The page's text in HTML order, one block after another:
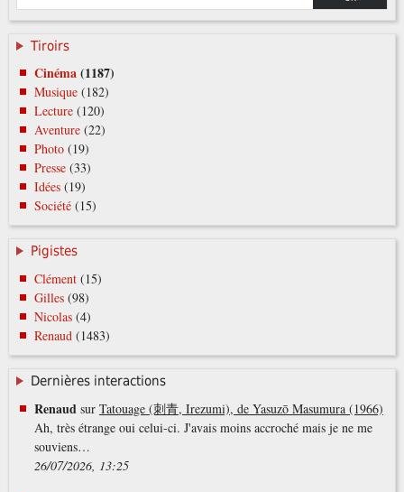
Tiroirs
Cinéma(1187)
Musique (182)
Lecture (120)
Aventure (22)
Photo (19)
Presse (33)
Idées (19)
Société (15)
Pigistes
Clément(15)
Gilles(98)
Nicolas(4)
Renaud(1483)
Dernières interactions
Renaud sur Tatouage (刺青, Irezumi), de Yasuzō Masumura (1966)
Ah, très étrange oui celui-ci. J'avais moins accroché mais je ne me
souviens…
26/07/2026, 13:25